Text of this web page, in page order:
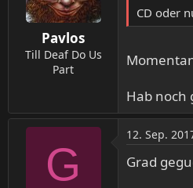
Pavlos
Till Deaf Do Us
Part
CD oder
Hab noch
G
12. Sep.
Grad